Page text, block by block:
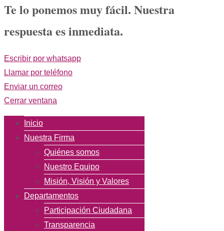
Te lo ponemos muy fácil. Nuestra
respuesta es inmediata.
Escribir por whatsapp
Llamar por teléfono
Enviar un correo
Cerrar ventana
Inicio
Nuestra Firma
Quiénes somos
Nuestro Equipo
Misión, Visión y Valores
Departamentos
Participación Ciudadana
Transparencia